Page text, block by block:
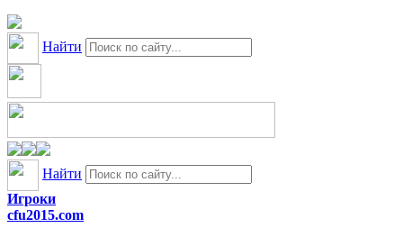
Найти
Найти
Игроки
cfu2015.com